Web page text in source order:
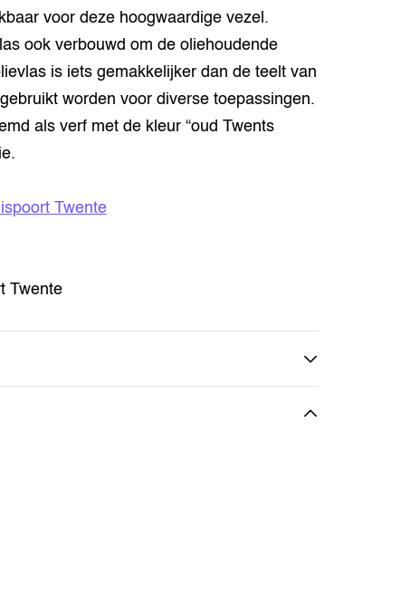
voor deze hoogwaardige vezel.
ook verbouwd om de oliehoudende
is iets gemakkelijker dan de teelt van
worden voor diverse toepassingen.
als verf met de kleur “oud Twents
Twente
Twente